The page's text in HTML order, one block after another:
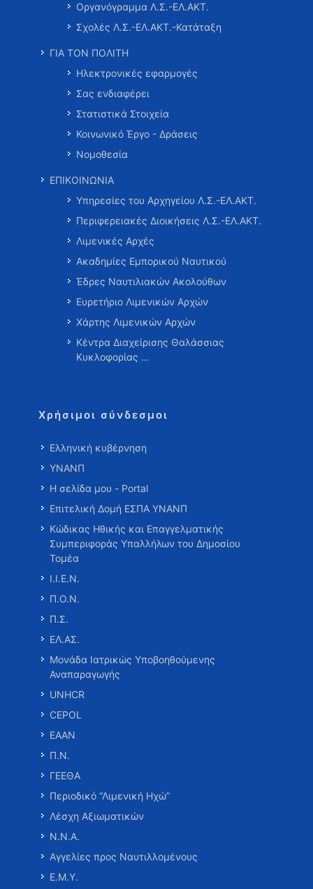
Οργανόγραμμα Λ.Σ.-ΕΛ.ΑΚΤ.
Σχολές Λ.Σ.-ΕΛ.ΑΚΤ.-Κατάταξη
ΓΙΑ ΤΟΝ ΠΟΛΙΤΗ
Ηλεκτρονικές εφαρμογές
Σας ενδιαφέρει
Στατιστικά Στοιχεία
Κοινωνικό Έργο - Δράσεις
Νομοθεσία
ΕΠΙΚΟΙΝΩΝΙΑ
Υπηρεσίες του Αρχηγείου Λ.Σ.-ΕΛ.ΑΚΤ.
Περιφερειακές Διοικήσεις Λ.Σ.-ΕΛ.ΑΚΤ.
Λιμενικές Αρχές
Ακαδημίες Εμπορικού Ναυτικού
Έδρες Ναυτιλιακών Ακολούθων
Ευρετήριο Λιμενικών Αρχών
Χάρτης Λιμενικών Αρχών
Κέντρα Διαχείρισης Θαλάσσιας
Κυκλοφορίας …
Χρήσιμοι σύνδεσμοι
Ελληνική κυβέρνηση
ΥΝΑΝΠ
Η σελίδα μου - Portal
Επιτελική Δομή ΕΣΠΑ ΥΝΑΝΠ
Κώδικας Ηθικής και Επαγγελματικής
Συμπεριφοράς Υπαλλήλων του Δημοσίου
Τομέα
Ι.Ι.Ε.Ν.
Π.Ο.Ν.
Π.Σ.
ΕΛ.ΑΣ.
Μονάδα Ιατρικώς Υποβοηθούμενης
Αναπαραγωγής
UNHCR
CEPOL
ΕΑΑΝ
Π.Ν.
ΓΕΕΘΑ
Περιοδικό “Λιμενική Ηχώ”
Λέσχη Αξιωματικών
Ν.Ν.Α.
Αγγελίες προς Ναυτιλλομένους
Ε.Μ.Υ.